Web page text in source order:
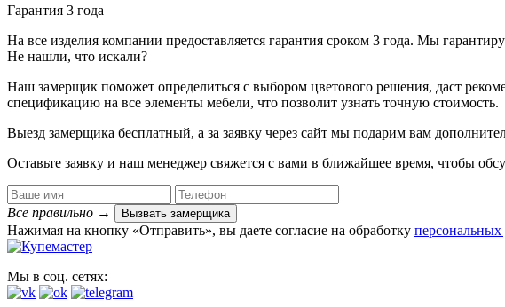
Гарантия 3 года
На все изделия компании предоставляется гарантия сроком 3 года. Мы
Не нашли, что искали?
Наш замерщик поможет определиться с выбором цветового решения, даст
спецификацию на все элементы мебели, что позволит узнать точную стоимость.
Выезд замерщика бесплатный, а за заявку через сайт мы подарим вам
Оставьте заявку и наш менеджер свяжется с вами в ближайшее время, чтобы
Все правильно → Вызвать замерщика
Нажимая на кнопку «Отправить», вы даете согласие на обработку персональных
Мы в соц. сетях: